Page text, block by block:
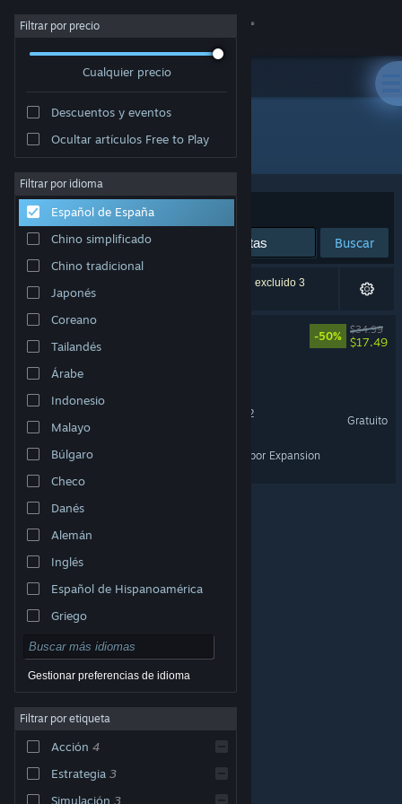
Iniciar sesión
Acerca de
Soporte
Cambiar idioma
Descargar Steam Mobile
Ver versión clásica
© Valve Corporation. Todos los derechos reservados.
respectivos dueños en EE. UU. y otros países.
Acuerdo de Suscriptor a Steam
Cookies
Filtrar por precio
Cualquier precio
Descuentos y eventos
Ocultar artículos Free to Play
Filtrar por idioma
Español de España
Chino simplificado
Chino tradicional
Japonés
Coreano
Tailandés
Árabe
Indonesio
Malayo
Búlgaro
Checo
Danés
Alemán
Inglés
Español de Hispanoamérica
Griego
Gestionar preferencias de idioma
Filtrar por etiqueta
Acción 4
Estrategia 3
Simulación 3
Desarrollador: Undertow Games
Ordenar por Relevancia
Buscar
4 resultados coinciden con la búsqueda. Se han excluido 3
títulos basándose en tus preferencias.
-50%
$34.99
$17.49
SCP: Containment Breach 2
Gratuito
Barotrauma - Home & Harbor Expansion